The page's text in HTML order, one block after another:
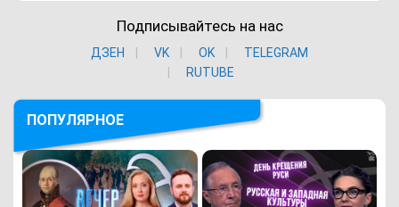
Подписывайтесь на нас
ДЗЕН VK ОK
TELEGRAM
RUTUBE
ПОПУЛЯРНОЕ